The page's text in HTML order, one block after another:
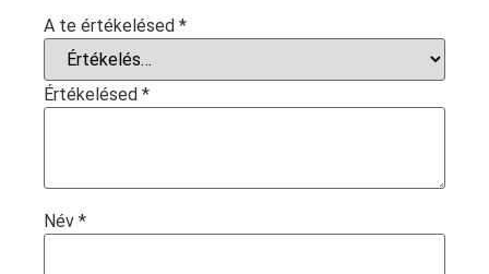
A te értékelésed *
Értékelésed *
Név *